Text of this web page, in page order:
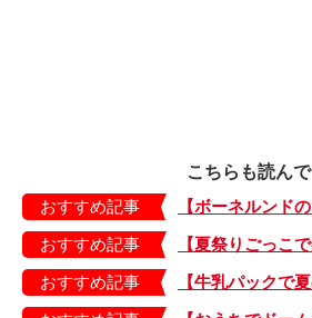
こちらも読んで
おすすめ記事
おすすめ記事
おすすめ記事